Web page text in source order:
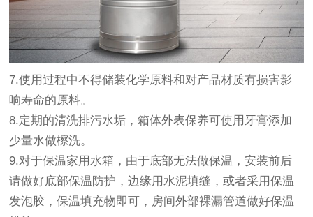
7.使用过程中不得储装化学原料和对产品材质有损害影
响寿命的原料。
8.定期的清洗排污水垢，箱体外表保养可使用牙膏添加
少量水做檫洗。
9.对于保温家用水箱 ，由于底部无法做保温，安装前后
请做好底部保温防护，边缘用水泥填缝，或者采用保温
发泡胶，保温填充物即可，房间外部裸漏管道做好保温